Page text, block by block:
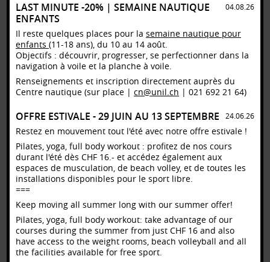
proposant pas moins de 130 activités physiques et sportives. .
Le Service SSUE soutient également les projets portés par les étudiantes
et les étudiants et accueille chaque année sur son site plus d’une dizaine
d’événements.
Une équipe professionnelle propose à la communauté de nombreuses
prestations liées à la santé, comme desmassages
ou encore des
bilans nutrition , des tests
Porté par les valeurs d’humanisme et soucieux de cultiver l’excellence
Centre sportif de Dorigny est un lieu d’
, de
partage, l’ ouverture, l’amusement, lebien-êtreet laqualité de vie
jouent également un rôle primordial.
Les activités et les événements proposés par le Service Sport Santé
UNIL+EPFL permettent dedévelopper des liens, decréer des synergies
et d’entretenir le dialogue entre les différents membres de la
communauté académique lausannoise.
Le service se positionne tel le trait d’union qui relie l’EPFL et l’UNIL et
dépenser ensemble dans un environnement ouvert, partagé et
respectueux des différences.
Mêlantsavoir-faireetinfrastructures de qualité, le Service SSUE offre
un formidable lien entre les milieux académiques et les pratiques
sportives. Le service est également à la pointe dans l’encadrement des
sportives et des sportifs de haut niveautout en permettant d’intégrer
04.08.26
LAST MINUTE -20% | SEMAINE NAUTIQUE
ENFANTS
Il reste quelques places pour la semaine nautique pour
enfants (11-18 ans), du 10 au 14 août.
Objectifs : découvrir, progresser, se perfectionner dans la
navigation à voile et la planche à voile.
Renseignements et inscription directement auprès du
Centre nautique (sur place | cn@unil.ch | 021 692 21 64)
24.06.26
OFFRE ESTIVALE - 29 JUIN AU 13 SEPTEMBRE
Restez en mouvement tout l'été avec notre offre estivale !
Pilates, yoga, full body workout : profitez de nos cours
durant l'été dès CHF 16.- et accédez également aux
espaces de musculation, de beach volley, et de toutes les
installations disponibles pour le sport libre.
===
Keep moving all summer long with our summer offer!
Pilates, yoga, full body workout: take advantage of our
courses during the summer from just CHF 16 and also
have access to the weight rooms, beach volleyball and all
the facilities available for free sport.